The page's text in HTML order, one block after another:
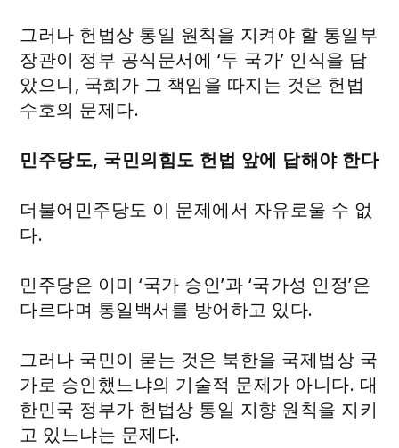
그러나 헌법상 통일 원칙을 지켜야 할 통일부
장관이 정부 공식문서에 ‘두 국가’ 인식을 담
았으니, 국회가 그 책임을 따지는 것은 헌법
수호의 문제다.
민주당도, 국민의힘도 헌법 앞에 답해야 한다
더불어민주당도 이 문제에서 자유로울 수 없
다.
민주당은 이미 ‘국가 승인’과 ‘국가성 인정’은
다르다며 통일백서를 방어하고 있다.
그러나 국민이 묻는 것은 북한을 국제법상 국
가로 승인했느냐의 기술적 문제가 아니다. 대
한민국 정부가 헌법상 통일 지향 원칙을 지키
고 있느냐는 문제다.